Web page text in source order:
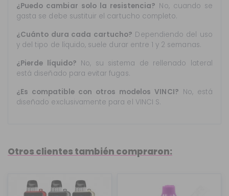
¿Puedo cambiar solo la resistencia? No, cuando se
gasta se debe sustituir el cartucho completo.
¿Cuánto dura cada cartucho? Dependiendo del uso
y del tipo de líquido, suele durar entre 1 y 2 semanas.
¿Pierde líquido? No, su sistema de rellenado lateral
está diseñado para evitar fugas.
¿Es compatible con otros modelos VINCI? No, está
diseñado exclusivamente para el VINCI S.
Otros clientes también compraron: